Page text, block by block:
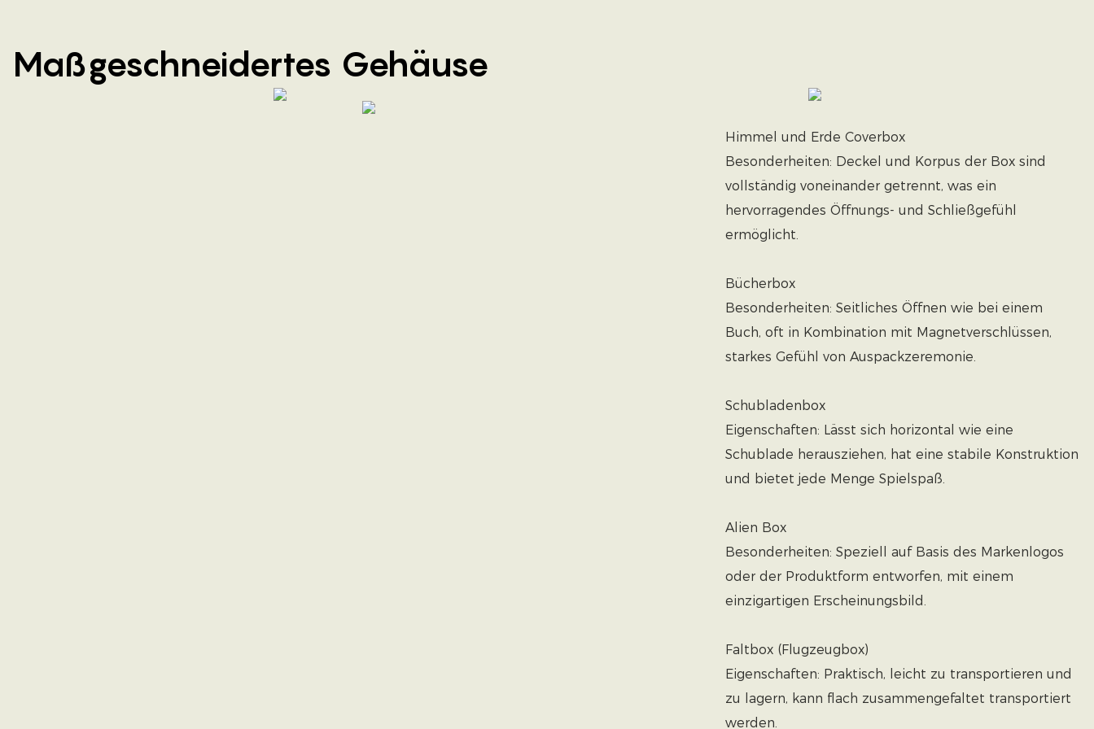
Maßgeschneidertes Gehäuse
Himmel und Erde Coverbox
Besonderheiten: Deckel und Korpus der Box sind
vollständig voneinander getrennt, was ein
hervorragendes Öffnungs- und Schließgefühl
ermöglicht.
Bücherbox
Besonderheiten: Seitliches Öffnen wie bei einem
Buch, oft in Kombination mit Magnetverschlüssen,
starkes Gefühl von Auspackzeremonie.
Schubladenbox
Eigenschaften: Lässt sich horizontal wie eine
Schublade herausziehen, hat eine stabile Konstruktion
und bietet jede Menge Spielspaß.
Alien Box
Besonderheiten: Speziell auf Basis des Markenlogos
oder der Produktform entworfen, mit einem
einzigartigen Erscheinungsbild.
Faltbox (Flugzeugbox)
Eigenschaften: Praktisch, leicht zu transportieren und
zu lagern, kann flach zusammengefaltet transportiert
werden.